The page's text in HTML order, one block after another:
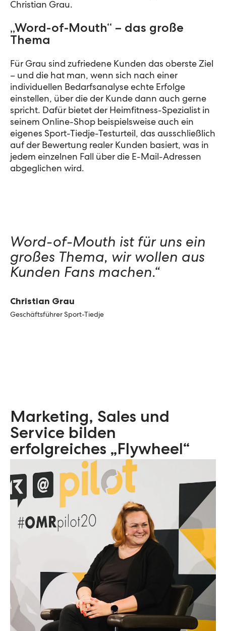
Christian Grau.
„Word-of-Mouth“ – das große
Thema
Für Grau sind zufriedene Kunden das oberste Ziel
– und die hat man, wenn sich nach einer
individuellen Bedarfsanalyse echte Erfolge
einstellen, über die der Kunde dann auch gerne
spricht. Dafür bietet der Heimfitness-Spezialist in
seinem Online-Shop beispielsweise auch ein
eigenes Sport-Tiedje-Testurteil, das ausschließlich
auf der Bewertung realer Kunden basiert, was in
jedem einzelnen Fall über die E-Mail-Adressen
abgeglichen wird.
Word-of-Mouth ist für uns ein
großes Thema, wir wollen aus
Kunden Fans machen.“
Christian Grau
Geschäftsführer Sport-Tiedje
Marketing, Sales und
Service bilden
erfolgreiches „Flywheel“